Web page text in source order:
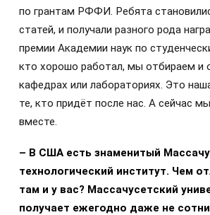
по грантам РФФИ. Ребята
статей, и получали разного рода
премии Академии наук по
кто хорошо работал, мы отбираем и
кафедрах или лабораториях. Это
те, кто придёт после нас. А сейчас
вместе.
– В США есть знаменитый
технологический институт. Чем
там и у вас? Массачусетский
получает ежегодно даже не